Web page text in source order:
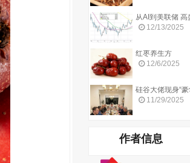
从AI到美联储 高
12/13/2025
红枣养生方
12/6/2025
硅谷大佬现身“
11/29/2025
作者信息